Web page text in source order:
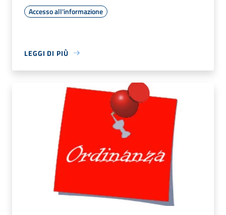
Accesso all'informazione
LEGGI DI PIÙ